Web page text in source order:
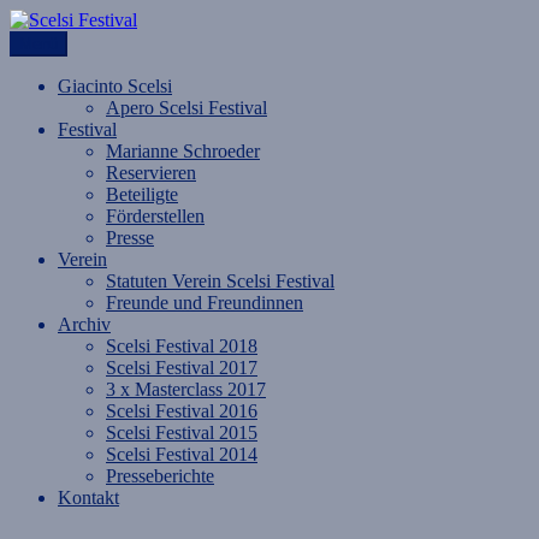
Zum
springen
Scelsi Festival
im Sog des Neuen Jahres.
Giacinto Scelsi
Apero Scelsi Festival
Festival
Marianne Schroeder
Reservieren
Beteiligte
Förderstellen
Presse
Verein
Statuten Verein Scelsi Festival
Freunde und Freundinnen
Archiv
Scelsi Festival 2018
Scelsi Festival 2017
3 x Masterclass 2017
Scelsi Festival 2016
Scelsi Festival 2015
Scelsi Festival 2014
Presseberichte
Kontakt